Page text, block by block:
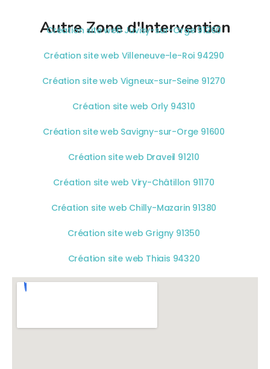
Autre Zone d'Intervention
Création site web Juvisy-sur-Orge 91260
Création site web Villeneuve-le-Roi 94290
Création site web Vigneux-sur-Seine 91270
Création site web Orly 94310
Création site web Savigny-sur-Orge 91600
Création site web Draveil 91210
Création site web Viry-Châtillon 91170
Création site web Chilly-Mazarin 91380
Création site web Grigny 91350
Création site web Thiais 94320